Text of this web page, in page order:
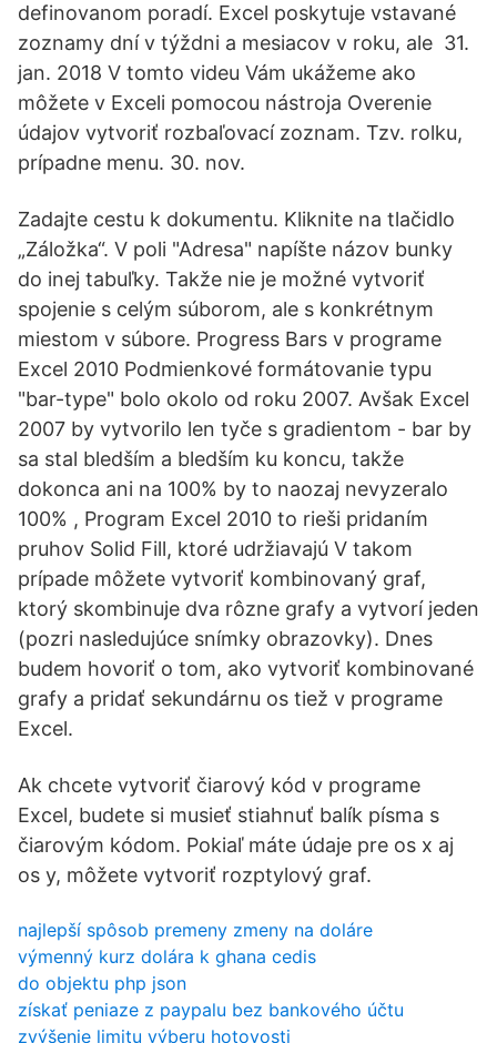
definovanom poradí. Excel poskytuje vstavané
zoznamy dní v týždni a mesiacov v roku, ale 31.
jan. 2018 V tomto videu Vám ukážeme ako
môžete v Exceli pomocou nástroja Overenie
údajov vytvoriť rozbaľovací zoznam. Tzv. rolku,
prípadne menu. 30. nov.
Zadajte cestu k dokumentu. Kliknite na tlačidlo
„Záložka“. V poli "Adresa" napíšte názov bunky
do inej tabuľky. Takže nie je možné vytvoriť
spojenie s celým súborom, ale s konkrétnym
miestom v súbore. Progress Bars v programe
Excel 2010 Podmienkové formátovanie typu
"bar-type" bolo okolo od roku 2007. Avšak Excel
2007 by vytvorilo len tyče s gradientom - bar by
sa stal bledším a bledším ku koncu, takže
dokonca ani na 100% by to naozaj nevyzeralo
100% , Program Excel 2010 to rieši pridaním
pruhov Solid Fill, ktoré udržiavajú V takom
prípade môžete vytvoriť kombinovaný graf,
ktorý skombinuje dva rôzne grafy a vytvorí jeden
(pozri nasledujúce snímky obrazovky). Dnes
budem hovoriť o tom, ako vytvoriť kombinované
grafy a pridať sekundárnu os tiež v programe
Excel.
Ak chcete vytvoriť čiarový kód v programe
Excel, budete si musieť stiahnuť balík písma s
čiarovým kódom. Pokiaľ máte údaje pre os x aj
os y, môžete vytvoriť rozptylový graf.
najlepší spôsob premeny zmeny na doláre
výmenný kurz dolára k ghana cedis
do objektu php json
získať peniaze z paypalu bez bankového účtu
zvýšenie limitu výberu hotovosti